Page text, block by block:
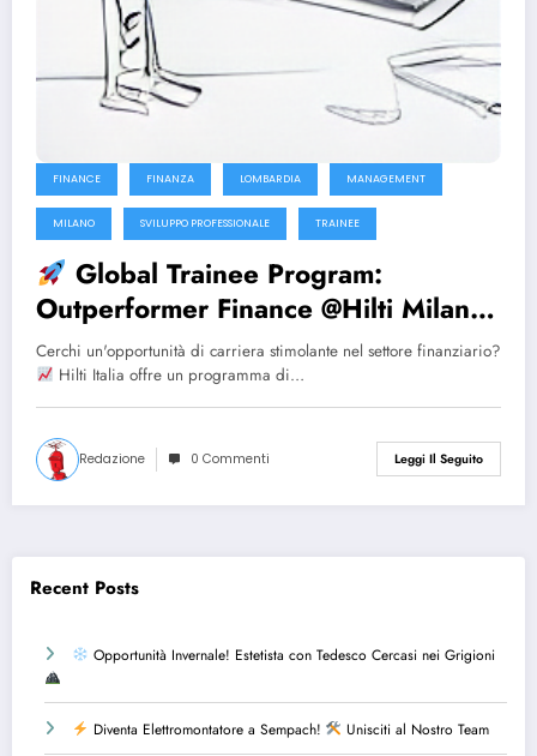
FINANCE FINANZA LOMBARDIA MANAGEMENT
MILANO SVILUPPO PROFESSIONALE TRAINEE
Global Trainee Program:
Outperformer Finance @Hilti Milano!
Cerchi un'opportunità di carriera stimolante nel settore finanziario?
Hilti Italia offre un programma di…
Redazione 0 Commenti Leggi Il Seguito
Recent Posts
Opportunità Invernale! Estetista con Tedesco Cercasi nei Grigioni
Diventa Elettromontatore a Sempach! Unisciti al Nostro Team